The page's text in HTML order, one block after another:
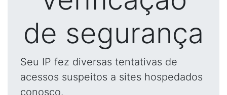
de segurança
Seu IP fez diversas tentativas de
acessos suspeitos a sites hospedados
conosco.